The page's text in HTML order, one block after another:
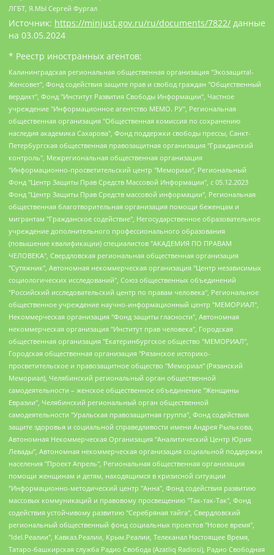
ЛГБТ, Я.МЫ Сергей Фургал
Источник: https://minjust.gov.ru/ru/documents/7822/ данные
на 03.05.2024
* Реестр иностранных агентов:
Калининградская региональная общественная организация "Экозащита!-Женсовет", Фонд содействия защите прав и свобод граждан "Общественный вердикт", Фонд "Институт Развития Свободы Информации", Частное учреждение "Информационное агентство МЕМО. РУ", Региональная общественная организация "Общественная комиссия по сохранению наследия академика Сахарова", Фонд поддержки свободы прессы, Санкт-Петербургская общественная правозащитная организация "Гражданский контроль", Межрегиональная общественная организация "Информационно-просветительский центр "Мемориал", Региональный Фонд "Центр Защиты Прав Средств Массовой Информации", с 05.12.2023 Фонд "Центр Защиты Прав Средств массовой информации", Региональная общественная благотворительная организация помощи беженцам и мигрантам "Гражданское содействие", Негосударственное образовательное учреждение дополнительного профессионального образования (повышение квалификации) специалистов "АКАДЕМИЯ ПО ПРАВАМ ЧЕЛОВЕКА", Свердловская региональная общественная организация "Сутяжник", Автономная некоммерческая организация "Центр независимых социологических исследований", Союз общественных объединений "Российский исследовательский центр по правам человека", Региональное общественное учреждение научно-информационный центр "МЕМОРИАЛ", Некоммерческая организация "Фонд защиты гласности", Автономная некоммерческая организация "Институт прав человека", Городская общественная организация "Екатеринбургское общество "МЕМОРИАЛ", Городская общественная организация "Рязанское историко-просветительское и правозащитное общество "Мемориал" (Рязанский Мемориал), Челябинский региональный орган общественной самодеятельности – женское общественное объединение "Женщины Евразии", Челябинский региональный орган общественной самодеятельности "Уральская правозащитная группа", Фонд содействия защите здоровья и социальной справедливости имени Андрея Рылькова, Автономная Некоммерческая Организация "Аналитический Центр Юрия Левады", Автономная некоммерческая организация социальной поддержки населения "Проект Апрель", Региональная общественная организация помощи женщинам и детям, находящимся в кризисной ситуации "Информационно-методический центр "Анна", Фонд содействия развитию массовых коммуникаций и правовому просвещению "Так-так-Так", Фонд содействия устойчивому развитию "Серебряная тайга", Свердловский региональный общественный фонд социальных проектов "Новое время", "Idel.Реалии", Кавказ.Реалии, Крым.Реалии, Телеканал Настоящее Время, Татаро-башкирская служба Радио Свобода (Azatliq Radiosi), Радио Свободная Европа/Радио Свобода (PCE/PC), "Сибирь.Реалии", "Фактограф", Благотворительный фонд помощи осужденным и их семьям, Автономная некоммерческая организация "Институт глобализации и социальных движений", Фонд "В защиту прав заключенных", Частное учреждение "Центр поддержки и содействия развитию средств массовой информации", Пензенский региональный общественный благотворительный фонд "Гражданский союз", "Север.Реалии", Некоммерческая организация Фонд "Правовая инициатива", Общество с ограниченной ответственностью "Радио Свободная Европа/Радио Свобода", Чешское информационное агентство "MEDIUM-ORIENT", Красноярская региональная общественная организация "Мы против СПИДа", Камалягин Денис Николаевич, Маркелов Сергей Евгеньевич, Пономарев Лев Александрович, Савицкая Людмила Алексеевна, Автономная некоммерческая организация "Центр по работе с проблемой насилия "НАСИЛИЮ.НЕТ", Межрегиональный профессиональный союз работников здравоохранения "Альянс врачей", Юридическое лицо, зарегистрированное в Латвийской Республике, SIA "Medusa Project" (регистрационный номер 40103797863, дата регистрации 10.06.2014), Некоммерческая организация "Фонд по борьбе с коррупцией", Автономная некоммерческая организация "Институт права и публичной политики", Баданин Роман Сергеевич, Гликин Максим Александрович, Железнова Мария Михайловна, Лукьянова Юлия Сергеевна, Маетная Елизавета Витальевна, Маняхин Петр Борисович, Чуракова Ольга Владимировна, Ярош Юлия Петровна, Юридическое лицо "The Insider SIA", зарегистрированное в Риге, Латвийская Республика (дата регистрации 26.06.2015), являющееся администратором доменного имени интернет-издания "The Insider SIA", https://theins.ru, Постернак Алексей Евгеньевич, Рубин Михаил Аркадьевич, Анин Роман Александрович, Юридическое лицо Istories fonds, зарегистрированное в Латвийской Республике (регистрационный номер 50008295751, дата регистрации 24.02.2020), Великовский Дмитрий Александрович, Долинина Ирина Николаевна, Мароховская Алеся Алексеевна, Шлейнов Роман Юрьевич, Шмагун Олеся Валентиновна, Общество с ограниченной ответственностью "Альтаир 2021", Общество с ограниченной ответственностью "Вега 2021", Общество с ограниченной ответственностью "Главный редактор 2021", Общество с ограниченной ответственностью "Ромашки монолит", Важенков Артем Валерьевич, Ивановская областная общественная организация "Центр гендерных исследований", Гурман Юрий Альбертович, Медиапроект "ОВД-Инфо", Егоров Владимир Владимирович, Жилинский Владимир Александрович, Общество с ограниченной ответственностью "ЗП", Иванова София Юрьевна, Карезина Инна Павловна, Кильтау Екатерина Викторовна, Петров Алексей Викторович, Пискунов Сергей Евгеньевич, Смирнов Сергей Сергеевич, Тихонов Михаил Сергеевич, Общество с ограниченной ответственностью "ЖУРНАЛИСТ-ИНОСТРАННЫЙ АГЕНТ", Арапова Галина Юрьевна, Вольтская Татьяна Анатольевна, Американская компания "Mason G.E.S. Anonymous Foundation" (США), являющаяся владельцем интернет-издания https://mnews.world/, Компания "Stichting Bellingcat", зарегистрированная в Нидерландах (дата регистрации 11.07.2018), Захаров Андрей Вячеславович, Клепиковская Екатерина Дмитриевна, Общество с ограниченной ответственностью "МЕМО", Перл Роман Александрович, Симонов Евгений Алексеевич, Соловьева Елена Анатольевна, Сотников Даниил Владимирович, Сурначева Елизавета Дмитриевна, Автономная некоммерческая организация по защите прав человека и информированию населения "Якутия – Наше Мнение", Общество с ограниченной ответственностью "Москоу диджитал медиа", с 26.01.2023 Общество с ограниченной ответственностью "Чайка Белые сады", Ветошкина Валерия Валерьевна, Заговора Максим Александрович, Межрегиональное общественное движение "Российская ЛГБТ - сеть", Оленичев Максим Владимирович, Павлов Иван Юрьевич, Скворцова Елена Сергеевна, Общество с ограниченной ответственностью "Как бы инагент", Кочетков Игорь Викторович, Общество с ограниченной ответственностью "Честные выборы", Еланчик Олег Александрович, Общество с ограниченной ответственностью "Нобелевский призыв", Гималова Регина Эмилевна, Григорьев Андрей Валерьевич, Григорьева Алина Александровна, Ассоциация по содействию защите прав призывников, альтернативнослужащих и военнослужащих "Правозащитная группа "Гражданин.Армия.Право", Хисамова Регина Фаритовна, Автономная некоммерческая организация по реализации социально-правовых программ "Лилит", Дальневосточное общественное движение "Маяк", Санкт-Петербургская ЛГБТ-инициативная группа "Выход", Инициативная группа ЛГБТ+ "Реверс", Алексеев Андрей Викторович, Бекбулатова Таисия Львовна, Беляев Иван Михайлович, Владыкина Елена Сергеевна, Гельман Марат Александрович, Никульшина Вероника Юрьевна, Толоконникова Надежда Андреевна, Шендерович Виктор Анатольевич, Общество с ограниченной ответственностью "Данное сообщение", Общество с ограниченной ответственностью Издательский дом "Новая глава", Айнбиндер Александра Александровна, Московский комьюнити-центр для ЛГБТ+инициатив, Благотворительный фонд развития филантропии, Deutsche Welle (Германия, Kurt-Schumacher-Strasse 3, 53113 Bonn), Борзунова Мария Михайловна, Воробьев Виктор Викторович, Голубева Анна Львовна, Константинова Алла Михайловна, Малкова Ирина Владимировна, Мурадов Мурад Абдулгалимович, Осетинская Елизавета Николаевна, Понасенков Евгений Николаевич, Ганапольский Матвей Юрьевич, Киселев Евгений Алексеевич, Борухович Ирина Григорьевна, Дремин Иван Тимофеевич, Дубровский Дмитрий Викторович, Красноярская региональная общественная организация поддержки и развития альтернативных образовательных технологий и межкультурных коммуникаций "ИНТЕРРА", Маяковская Екатерина Алексеевна, Фейгин Марк Захарович, Филимонов Андрей Викторович, Дзугкоева Регина Николаевна, Доброхотов Роман Александрович, Дудь Юрий Александрович, Елкин Сергей Владимирович, Кругликов Кирилл Игоревич, Сабунаева Мария Леонидовна, Семенов Алексей Владимирович, Шаинян Карен Багратович, Шульман Екатерина Михайловна, Асафьев Артур Валерьевич, Вахштайн Виктор Семенович, Венедиктов Алексей Алексеевич, Лушникова Екатерина Евгеньевна, Волков Леонид Михайлович, Невзоров Александр Глебович, Пархоменко Сергей Борисович, Сироткин Ярослав Николаевич, Кара-Мурза Владимир Владимирович, Баранова Наталья Владимировна, Гозман Леонид Яковлевич, Кагарлицкий Борис Юльевич, Климарев Михаил Валерьевич, Милов Владимир Станиславович, Автономная некоммерческая организация Краснодарский центр современного искусства "Типография", Моргенштерн Алишер Тагирович, Соболь Любовь Эдуардовна, Общество с ограниченной ответственностью "ЛИЗА НОРМ", Каспаров Гарри Кимович, Ходорковский Михаил Борисович, Общество с ограниченной ответственностью "Апрельские тезисы", Данилович Ирина Брониславовна, Кашин Олег Владимирович, Петров Николай Владимирович, Пивоваров Алексей Владимирович, Соколов Михаил Владимирович, Цветкова Юлия Владимировна, Чичваркин Евгений Александрович, Комитет против пыток/Команда против пыток, Общество с ограниченной ответственностью "Первый научный", Общество с ограниченной ответственностью "Вертолет и ко", Белоцерковская Вероника Борисовна, Кац Максим Евгеньевич, Лазарева Татьяна Юрьевна, Шаведдинов Руслан Табризович, Яшин Илья Валерьевич, Общество с ограниченной ответственностью "Иноагент ААВ", Алешковский Дмитрий Петрович, Альбац Евгения Марковна, Быков Дмитрий Львович, Галямина Юлия Евгеньевна, Лойко Сергей Леонидович, Мартынов Кирилл Константинович, Медведев Сергей Александрович, Крашенинников Федор Геннадиевич, Гордеева Катерина Вл